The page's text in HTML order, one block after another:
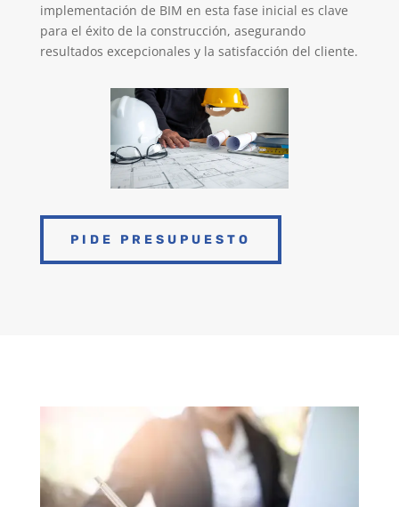
implementación de BIM en esta fase inicial es clave
para el éxito de la construcción, asegurando
resultados excepcionales y la satisfacción del cliente.
PIDE PRESUPUESTO